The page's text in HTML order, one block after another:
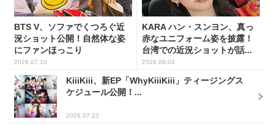
BTS V、ソファでくつろぐ近
況ショット公開！自然体な姿
にファンほっこり
2026.07.10
KARA ハン・スンヨン、真っ
赤なユニフォーム姿を披露！
台湾での近況ショットが話...
2026.08.04
KiiiKiii、新EP「WhyKiiiKiii」ティージングス
ケジュール公開！...
2026.07.23